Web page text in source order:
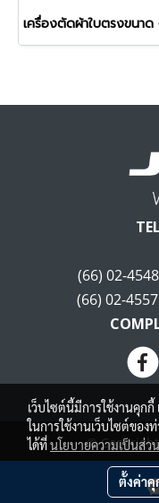
(66) 02-
(66) 02-
© Copyright
ผู้เข้
เว็บไซต์นี้มีการใช้งานคุ
ในการใช้งานเว็บไซต์ขอ
ได้ที่นโยบายความเป็นส่ว
ตั้งค่าคุ